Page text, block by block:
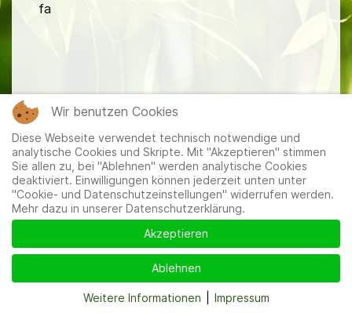
fa
und Datenschutzeinstellungen
Wir benutzen Cookies
Diese Webseite verwendet technisch notwendige und
analytische Cookies und Skripte. Mit "Akzeptieren" stimmen
Sie allen zu, bei "Ablehnen" werden analytische Cookies
deaktiviert. Einwilligungen können jederzeit unten unter
"Cookie- und Datenschutzeinstellungen" widerrufen werden.
Mehr dazu in unserer Datenschutzerklärung.
Akzeptieren
Ablehnen
Weitere Informationen Impressum